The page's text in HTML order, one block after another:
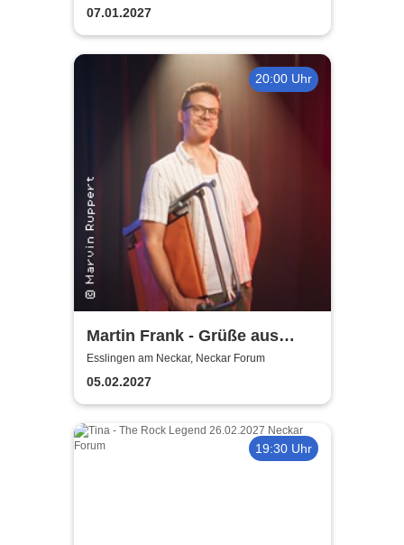
07.01.2027
20:00 Uhr
Martin Frank - Grüße aus
Allegro Süd
Esslingen am Neckar, Neckar Forum
05.02.2027
19:30 Uhr